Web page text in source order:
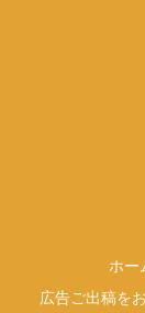
ホー
広告ご出稿を